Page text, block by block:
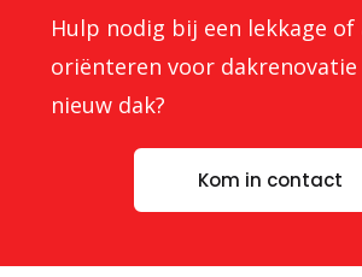
Hulp nodig bij een lekkage of
oriënteren voor dakrenovatie
nieuw dak?
Kom in contact